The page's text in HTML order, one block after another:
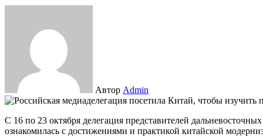
Автор Admin
С 16 по 23 октября делегация представителей дальневосточных СМИ России совершила рабочую поездку в Китай, где
ознакомилась с достижениями и практикой китайской